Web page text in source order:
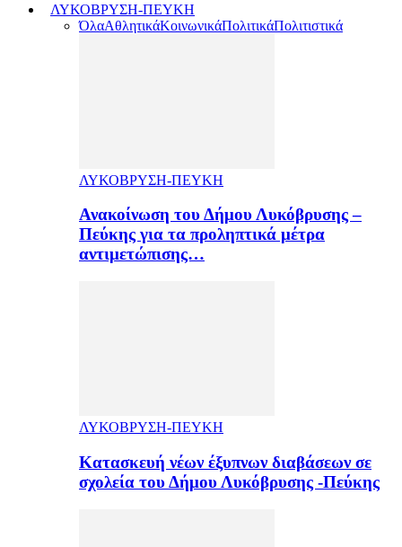
ΛΥΚΟΒΡΥΣΗ-ΠΕΥΚΗ
ΌλαΑθλητικάΚοινωνικάΠολιτικάΠολιτιστικά
ΛΥΚΟΒΡΥΣΗ-ΠΕΥΚΗ
Ανακοίνωση του Δήμου Λυκόβρυσης –
Πεύκης για τα προληπτικά μέτρα
αντιμετώπισης…
ΛΥΚΟΒΡΥΣΗ-ΠΕΥΚΗ
Κατασκευή νέων έξυπνων διαβάσεων σε
σχολεία του Δήμου Λυκόβρυσης -Πεύκης